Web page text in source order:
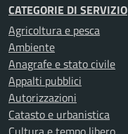
CATEGORIE DI SERVIZIO
Agricoltura e pesca
Ambiente
Anagrafe e stato civile
Appalti pubblici
Autorizzazioni
Catasto e urbanistica